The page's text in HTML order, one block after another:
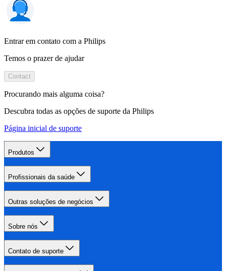
Entrar em contato com a Philips
Temos o prazer de ajudar
Contact
Procurando mais alguma coisa?
Descubra todas as opções de suporte da Philips
Página inicial de suporte
Produtos
Profissionais da saúde
Outras soluções de negócios
Sobre nós
Contato de suporte